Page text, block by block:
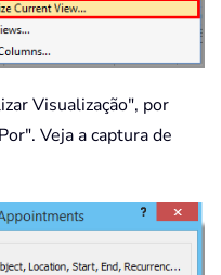
Visualização", por
Veja a captura de